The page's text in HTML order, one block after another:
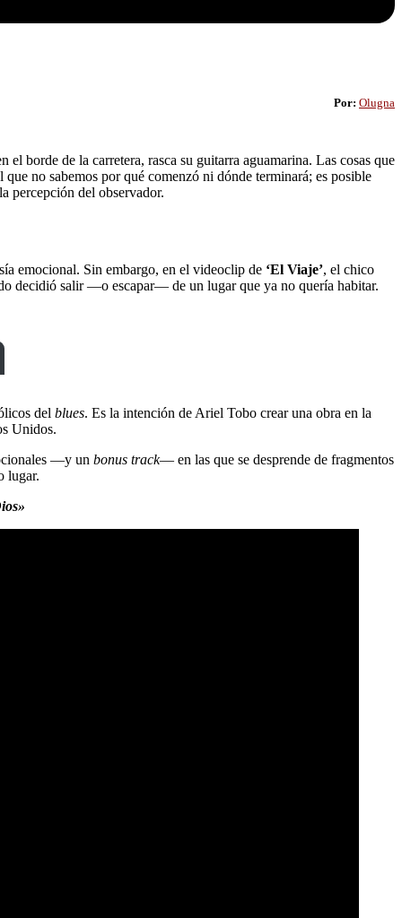
Por: Olugna
borde de la carretera, rasca su guitarra aguamarina. Las cosas que
no sabemos por qué comenzó ni dónde terminará; es posible
percepción del observador.
emocional. Sin embargo, en el videoclip de ‘El Viaje’, el chico
decidió salir —o escapar— de un lugar que ya no quería habitar.
del blues. Es la intención de Ariel Tobo crear una obra en la
Unidos.
—y un bonus track— en las que se desprende de fragmentos
lugar.